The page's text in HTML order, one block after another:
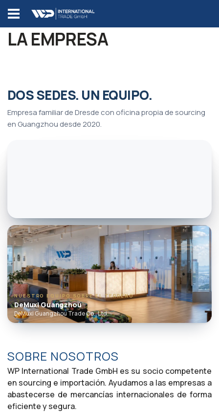
LA EMPRESA
DOS SEDES. UN EQUIPO.
Empresa familiar de Dresde con oficina propia de sourcing
en Guangzhou desde 2020.
Dresde
Gartenstraße
63, 01156
Dresde
Guangzhou
Tiankun 3rd Road
118-1, Tianhe
District, 510630
Guangzhou
Dresde
Gartenstraße
63, 01156
Dresde
Guangzhou
Tiankun 3rd Road
118-1, Tianhe
District, 510630
Guangzhou
NUESTRO EQUIPO SOBRE EL TERRENO
DeMuxi Guangzhou
DeMuxi Guangzhou Trade Co., Ltd.
SOBRE NOSOTROS
WP International Trade GmbH es su socio competente
en sourcing e importación. Ayudamos a las empresas a
abastecerse de mercancías internacionales de forma
eficiente y segura.